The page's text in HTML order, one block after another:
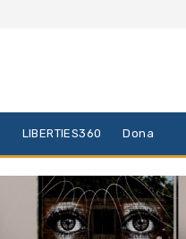
LIBERTIES360 Dona